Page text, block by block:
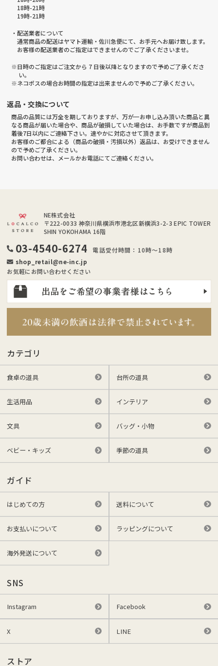
18時-21時
19時-21時
・配送業者について
通常商品の配送はヤマト運輸・佐川急便にて、お手元へお届け致します。
お客様の配送業者のご指定はできませんのでご了承くださいませ。
※日時のご指定はご注文から 7 日後以降となりますので予めご了承くださ
い。
※ネコポスの場合お時間の指定は出来ませんので予めご了承ください。
返品・交換について
商品の品質には万全を期しておりますが、万が一お申し込み頂いた商品と異
なる商品が届いた場合や、商品が破損していた場合は、お手数ですが商品到
着後7日以内にご連絡下さい。速やかに対応させて頂きます。
お客様のご都合による（商品の破損・汚損以外）返品は、お受けできません
ので予めご了承ください。
お問い合わせは、メールかお電話にてご連絡ください。
NE株式会社
〒222-0033 神奈川県横浜市港北区新横浜3-2-3 EPIC TOWER
SHIN YOKOHAMA 16階
03-4540-6274
電話受付時間：10時～18時
shop_retail@ne-inc.jp
お気軽にお問い合わせください
カテゴリ
食卓の道具 台所の道具
生活用品 インテリア
文具 バッグ・小物
ベビー・キッズ 季節の道具
ガイド
はじめての方 送料について
お支払いについて ラッピングについて
海外発送について
SNS
Instagram Facebook
X LINE
ストア